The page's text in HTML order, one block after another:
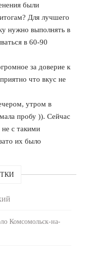
были
Для лучшего
нужно выполнять в
в 60-90
за доверие к
что вкус не
утром в
пробу )). Сейчас
с такими
их было
Комсомольск-на-